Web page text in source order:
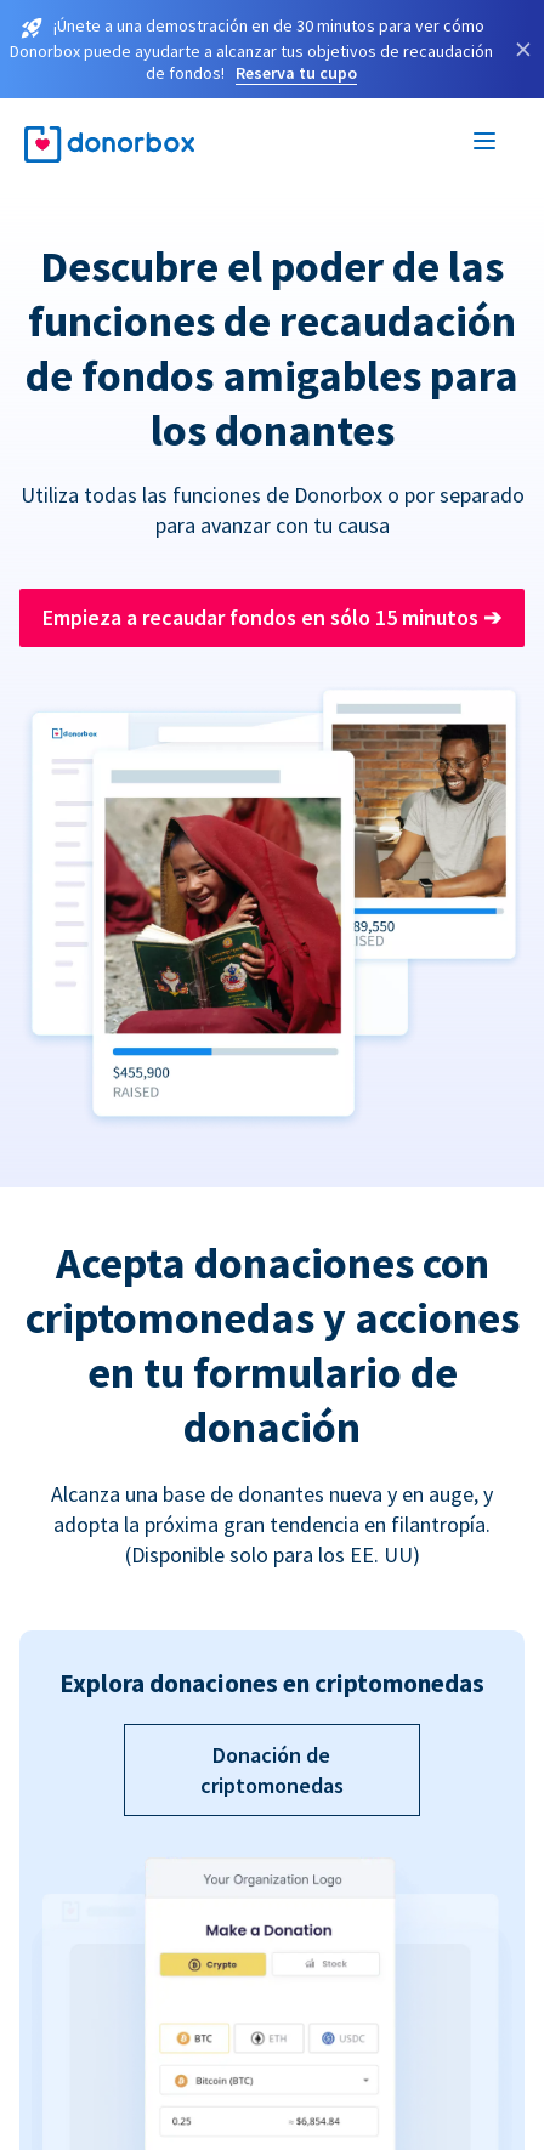
¡Únete a una demostración en de 30 minutos para ver cómo
Donorbox puede ayudarte a alcanzar tus objetivos de recaudación
de fondos!
Reserva tu cupo
×
Descubre el poder de las
funciones de recaudación
de fondos amigables para
los donantes
Utiliza todas las funciones de Donorbox o por separado
para avanzar con tu causa
Empieza a recaudar fondos en sólo 15 minutos ➔
Acepta donaciones con
criptomonedas y acciones
en tu formulario de
donación
Alcanza una base de donantes nueva y en auge, y
adopta la próxima gran tendencia en filantropía.
(Disponible solo para los EE. UU)
Explora donaciones en criptomonedas
Donación de
criptomonedas